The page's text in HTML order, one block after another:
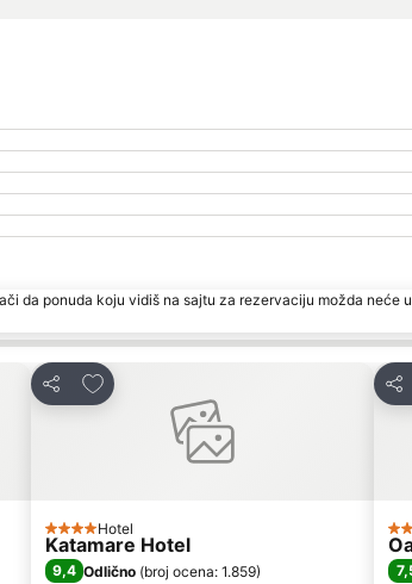
da ponuda koju vidiš na sajtu za rezervaciju možda neće
Deli
Dodati u favorite
4 Zvezdice
Hotel
Katamare Hotel
9,4 Odlično (broj ocena: 1.859)
Deli
3